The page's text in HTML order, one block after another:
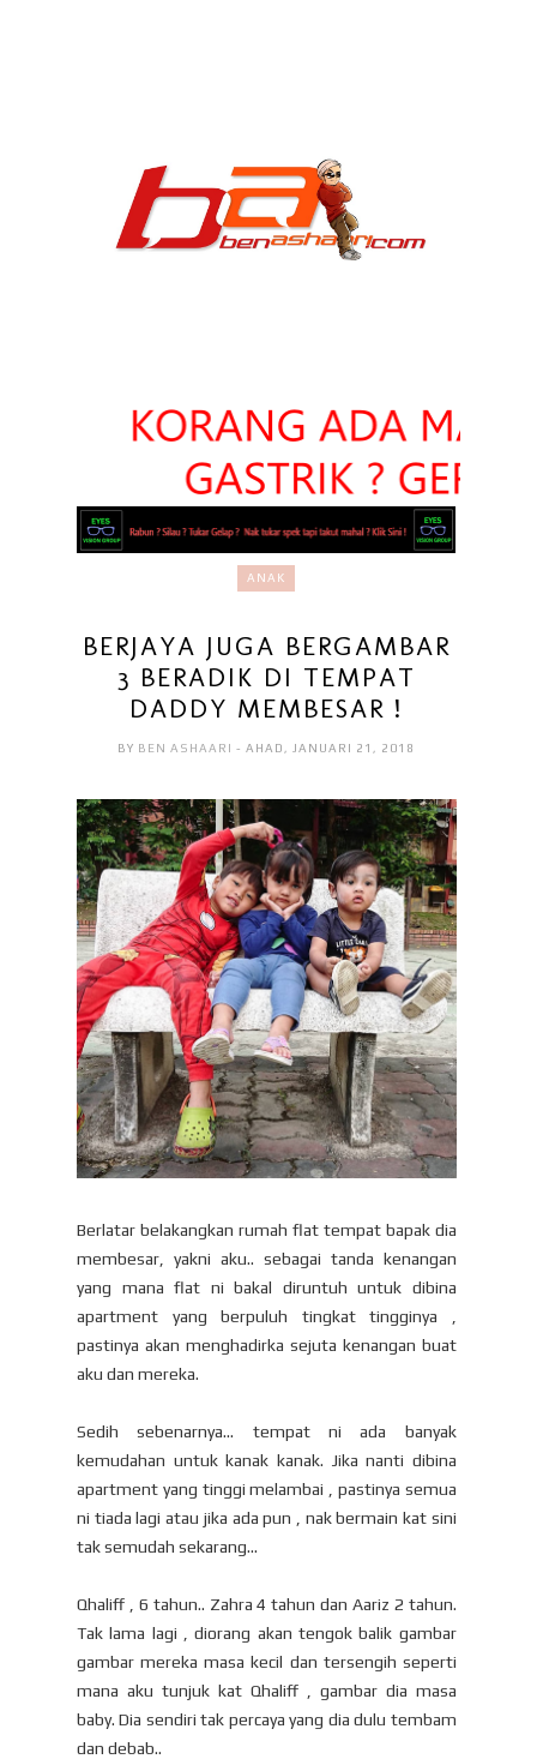
ANAK
BERJAYA JUGA BERGAMBAR
3 BERADIK DI TEMPAT
DADDY MEMBESAR !
BY BEN ASHAARI- AHAD, JANUARI 21, 2018
Berlatar belakangkan rumah flat tempat bapak dia
membesar, yakni aku.. sebagai tanda kenangan
yang mana flat ni bakal diruntuh untuk dibina
apartment yang berpuluh tingkat tingginya ,
pastinya akan menghadirka sejuta kenangan buat
aku dan mereka.
Sedih sebenarnya... tempat ni ada banyak
kemudahan untuk kanak kanak. Jika nanti dibina
apartment yang tinggi melambai , pastinya semua
ni tiada lagi atau jika ada pun , nak bermain kat sini
tak semudah sekarang...
Qhaliff , 6 tahun.. Zahra 4 tahun dan Aariz 2 tahun.
Tak lama lagi , diorang akan tengok balik gambar
gambar mereka masa kecil dan tersengih seperti
mana aku tunjuk kat Qhaliff , gambar dia masa
baby. Dia sendiri tak percaya yang dia dulu tembam
dan debab..